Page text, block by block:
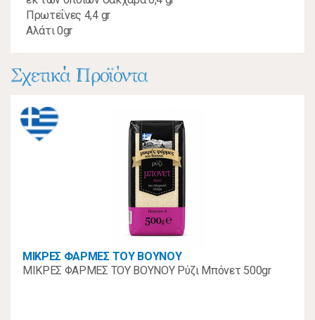
Πρωτεΐνες 4,4 gr
Αλάτι 0gr
Σχετικά Προϊόντα
ΜΙΚΡΕΣ ΦΑΡΜΕΣ ΤΟΥ ΒΟΥΝΟΥ
ΜΙΚΡΕΣ ΦΑΡΜΕΣ ΤΟΥ ΒΟΥΝΟΥ Ρύζι Μπόνετ 500gr